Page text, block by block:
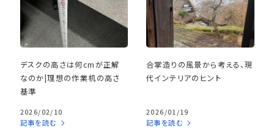
デスクの高さは何cmが正解
なのか|理想の作業机の高さ
基準
2026/02/10
記事を読む
合掌造りの風景から考える、現
代インテリアのヒント
2026/01/19
記事を読む